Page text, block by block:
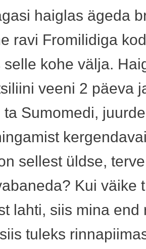
haiglas ägeda
ravi Fromilidiga
selle kohe välja.
veeni 2 päeva
ta Sumomedi,
sellest üldse,
Kui väike
lahti, siis mina end
tuleks